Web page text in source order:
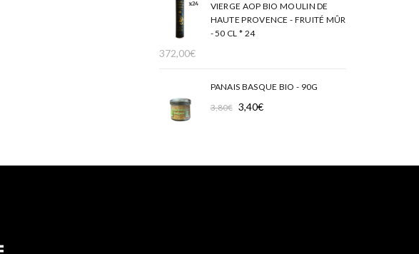
VIERGE AOP BIO MOULIN DE
HAUTE PROVENCE - FRUITÉ MÛR
- 50 CL * 24
372,00€
PANAIS BASQUE BIO - 90G
3,80€ Le
3,80€.
3,40€
3,40€.